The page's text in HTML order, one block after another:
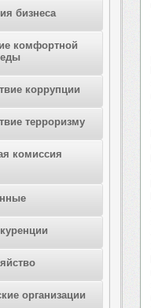
бизнеса
комфортной
коррупции
терроризму
комиссия
организации